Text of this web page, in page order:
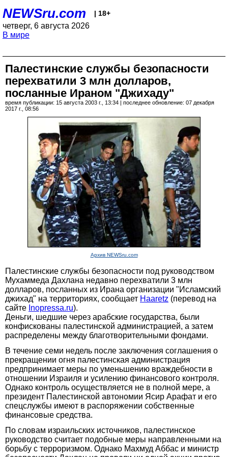
NEWSru.com | 18+
четверг, 6 августа 2026
В мире
Палестинские службы безопасности
перехватили 3 млн долларов,
посланные Ираном "Джихаду"
время публикации: 15 августа 2003 г., 13:34 | последнее обновление: 07 декабря
2017 г., 08:56
Архив NEWSru.com
Палестинские службы безопасности под руководством
Мухаммеда Дахлана недавно перехватили 3 млн
долларов, посланных из Ирана организации "Исламский
джихад" на территориях, сообщает Haaretz (перевод на
сайте Inopressa.ru).
Деньги, шедшие через арабские государства, были
конфискованы палестинской администрацией, а затем
распределены между благотворительными фондами.
В течение семи недель после заключения соглашения о
прекращении огня палестинская администрация
предпринимает меры по уменьшению враждебности в
отношении Израиля и усилению финансового контроля.
Однако контроль осуществляется не в полной мере, а
президент Палестинской автономии Ясир Арафат и его
спецслужбы имеют в распоряжении собственные
финансовые средства.
По словам израильских источников, палестинское
руководство считает подобные меры направленными на
борьбу с терроризмом. Однако Махмуд Аббас и министр